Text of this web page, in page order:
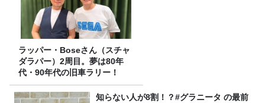
ラッパー・Boseさん（スチャ
ダラパー）2周目。夢は80年
代・90年代の旧車ラリー！
知らない人が8割！？#グラニータ の最前